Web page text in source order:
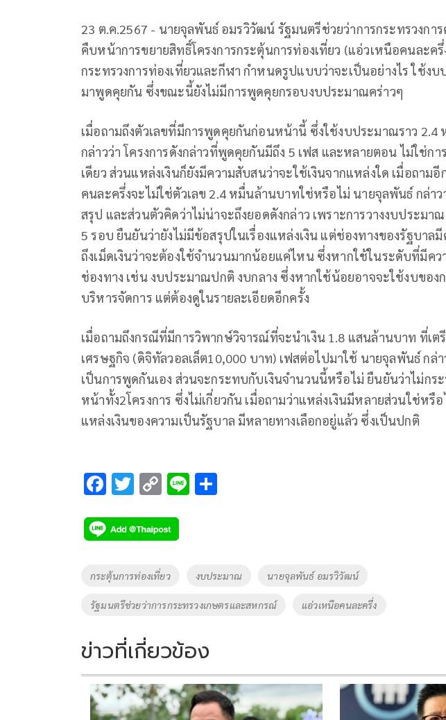
23 ต.ค.2567 - นายจุลพันธ์ อมรวิวัฒน์ รัฐมนตรีช่วยว่าการกระทรวงกา
คืบหน้าการขยายสิทธิ์โครงการกระตุ้นการท่องเที่ยว (แอ่วเหนือคนละค
กระทรวงการท่องเที่ยวและกีฬา กำหนดรูปแบบว่าจะเป็นอย่างไร ใช้ง
มาพูดคุยกัน ซึ่งขณะนี้ยังไม่มีการพูดคุยกรอบงบประมาณคร่าวๆ
เมื่อถามถึงตัวเลขที่มีการพูดคุยกันก่อนหน้านี้ ซึ่งใช้งบประมาณราว
กล่าวว่า โครงการดังกล่าวที่พูดคุยกันมีถึง 5 เฟส และหลายตอน ไม่ใช่ก
เดียว ส่วนแหล่งเงินก็ยังมีความสับสนว่าจะใช้เงินจากแหล่งใด เมื่อถามอี
คนละครึ่งจะไม่ใช่ตัวเลข 2.4 หมื่นล้านบาทใช่หรือไม่ นายจุลพันธ์ กล่าว
สรุป และส่วนตัวคิดว่าไม่น่าจะถึงยอดดังกล่าว เพราะการวางงบประมา
5 รอบ ยืนยันว่ายังไม่มีข้อสรุปในเรื่องแหล่งเงิน แต่ช่องทางของรัฐบาล
ถึงเม็ดเงินว่าจะต้องใช้จำนวนมากน้อยแค่ไหน ซึ่งหากใช้ในระดับที่มีค
ช่องทาง เช่น งบประมาณปกติ งบกลาง ซึ่งหากใช้น้อยอาจจะใช้งบของก
บริหารจัดการ แต่ต้องดูในรายละเอียดอีกครั้ง
เมื่อถามถึงกรณีที่มีการวิพากษ์วิจารณ์ที่จะนำเงิน 1.8 แสนล้านบาท ที่เต
เศรษฐกิจ (ดิจิทัลวอลเล็ต10,000 บาท) เฟสต่อไปมาใช้ นายจุลพันธ์ กล่
เป็นการพูดกันเอง ส่วนจะกระทบกับเงินจำนวนนี้หรือไม่ ยืนยันว่าไม่กระ
หน้าทั้ง2โครงการ ซึ่งไม่เกี่ยวกัน เมื่อถามว่าแหล่งเงินมีหลายส่วนใช่หรื
แหล่งเงินของความเป็นรัฐบาล มีหลายทางเลือกอยู่แล้ว ซึ่งเป็นปกติ
F
e
b
o
k
T
tt
er
C
p
y
Li
k
Li
Tags
กระตุ้นการท่องเที่ยว งบประมาณ นายจุลพันธ์ อมรวิวัฒน์
รัฐมนตรีช่วยว่าการกระทรวงเกษตรและสหกรณ์ แอ่วเหนือคนละครึ่ง
ข่าวที่เกี่ยวข้อง